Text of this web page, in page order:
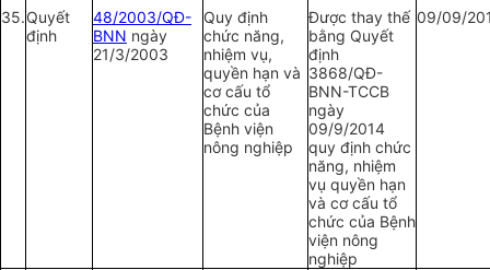
35.Quyết
định
48/2003/QĐ-
BNN ngày
21/3/2003
Quy định
chức năng,
nhiệm vụ,
quyền hạn và
cơ cấu tổ
chức của
Bệnh viện
nông nghiệp
Được thay thế
bằng Quyết
định
3868/QĐ-
BNN-TCCB
ngày
09/9/2014
quy định chức
năng, nhiệm
vụ quyền hạn
và cơ cấu tổ
chức của Bệnh
viện nông
nghiệp
09/09/